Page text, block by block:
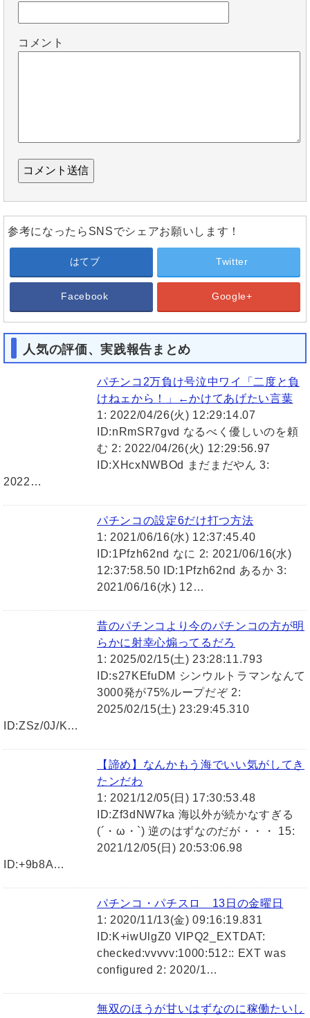
コメント
参考になったらSNSでシェアお願いします！
はてブ Twitter
Facebook Google+
人気の評価、実践報告まとめ
パチンコ2万負け号泣中ワイ「二度と負
けねェから！」←かけてあげたい言葉
1: 2022/04/26(火) 12:29:14.07
ID:nRmSR7gvd なるべく優しいのを頼
む 2: 2022/04/26(火) 12:29:56.97
ID:XHcxNWBOd まだまだやん 3:
2022…
パチンコの設定6だけ打つ方法
1: 2021/06/16(水) 12:37:45.40
ID:1Pfzh62nd なに 2: 2021/06/16(水)
12:37:58.50 ID:1Pfzh62nd あるか 3:
2021/06/16(水) 12…
昔のパチンコより今のパチンコの方が明
らかに射幸心煽ってるだろ
1: 2025/02/15(土) 23:28:11.793
ID:s27KEfuDM シンウルトラマンなんて
3000発が75%ループだぞ 2:
2025/02/15(土) 23:29:45.310
ID:ZSz/0J/K…
【諦め】なんかもう海でいい気がしてき
たンだわ
1: 2021/12/05(日) 17:30:53.48
ID:Zf3dNW7ka 海以外が続かなすぎる
(´・ω・`) 逆のはずなのだが・・・ 15:
2021/12/05(日) 20:53:06.98
ID:+9b8A…
パチンコ・パチスロ 13日の金曜日
1: 2020/11/13(金) 09:16:19.831
ID:K+iwUlgZ0 VIPQ2_EXTDAT:
checked:vvvvv:1000:512:: EXT was
configured 2: 2020/1…
無双のほうが甘いはずなのに稼働たいし